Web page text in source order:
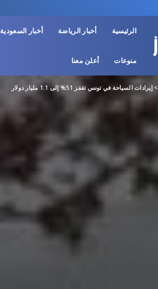
الرئيسية أخبار الرياضة أخبار السعودية
منوعات أعلن معنا
>إيرادات السياحة في تونس تقفز 51% إلى 1.1 مليار دولار